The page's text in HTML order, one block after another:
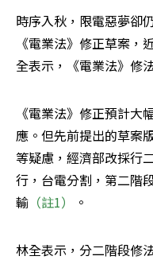
時序入秋，限電惡夢卻
《電業法》修正草案，
全表示，《電業法》修
《電業法》修正預計大
應。但先前提出的草案
等疑慮，經濟部改採行
行，台電分割，第二階
輸 （註1） 。
林全表示，分二階段修